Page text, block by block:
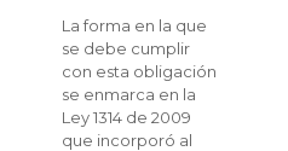
La forma en la que
se debe cumplir
con esta obligación
se enmarca en la
Ley 1314 de 2009
que incorporó al